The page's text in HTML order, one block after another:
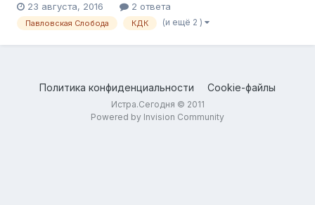
https://vk.com/p.s_kdk
23 августа, 2016 2 ответа
Павловская Слобода КДК (и ещё 2 )
Политика конфиденциальности Cookie-файлы
Истра.Сегодня © 2011
Powered by Invision Community